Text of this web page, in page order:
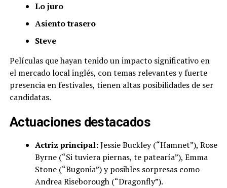
Lo juro
Asiento trasero
Steve
Películas que hayan tenido un impacto significativo en
el mercado local inglés, con temas relevantes y fuerte
presencia en festivales, tienen altas posibilidades de ser
candidatas.
Actuaciones destacados
Actriz principal:Jessie Buckley (“Hamnet”), Rose
Byrne (“Si tuviera piernas, te patearía”), Emma
Stone (“Bugonia”) y posibles sorpresas como
Andrea Riseborough (“Dragonfly”).